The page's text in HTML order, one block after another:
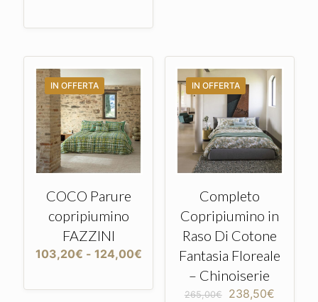
era:
è:
IN OFFERTA
COCO Parure
copripiumino
FAZZINI
103,20€ - 124,00€Fascia
da
IN OFFERTA
Completo
Copripiumino in
Raso Di Cotone
Fantasia Floreale
– Chinoiserie
265,00€
Il
238,50€Il